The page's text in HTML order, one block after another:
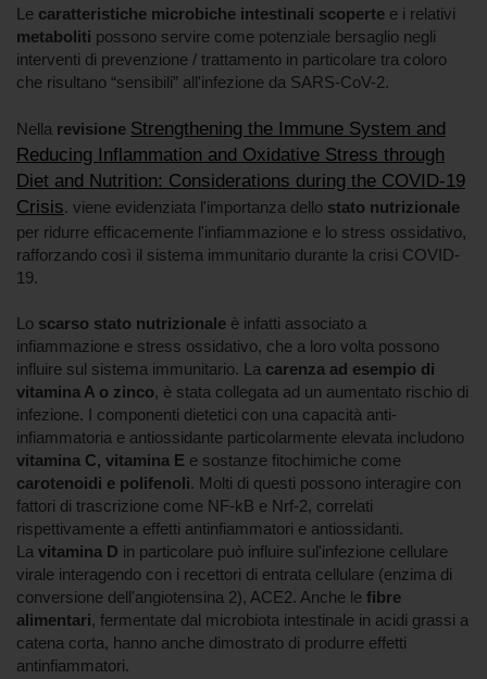
Le caratteristiche microbiche intestinali scoperte e i relativi
metaboliti possono servire come potenziale bersaglio negli
interventi di prevenzione / trattamento in particolare tra coloro
che risultano “sensibili” all'infezione da SARS-CoV-2.
Nella revisione Strengthening the Immune System and
Reducing Inflammation and Oxidative Stress through
Diet and Nutrition: Considerations during the COVID-19
Crisis. viene evidenziata l'importanza dello stato nutrizionale
per ridurre efficacemente l'infiammazione e lo stress ossidativo,
rafforzando così il sistema immunitario durante la crisi COVID-
19.
Lo scarso stato nutrizionale è infatti associato a
infiammazione e stress ossidativo, che a loro volta possono
influire sul sistema immunitario. La carenza ad esempio di
vitamina A o zinco, è stata collegata ad un aumentato rischio di
infezione. I componenti dietetici con una capacità anti-
infiammatoria e antiossidante particolarmente elevata includono
vitamina C, vitamina E e sostanze fitochimiche come
carotenoidi e polifenoli. Molti di questi possono interagire con
fattori di trascrizione come NF-kB e Nrf-2, correlati
rispettivamente a effetti antinfiammatori e antiossidanti.
La vitamina D in particolare può influire sul'infezione cellulare
virale interagendo con i recettori di entrata cellulare (enzima di
conversione dell'angiotensina 2), ACE2. Anche le fibre
alimentari, fermentate dal microbiota intestinale in acidi grassi a
catena corta, hanno anche dimostrato di produrre effetti
antinfiammatori.